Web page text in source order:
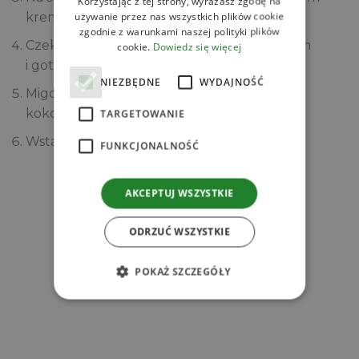
kremem.
Czekoladę rozpuść z pozostałym mleczkiem
i gotową polewą polej wierzch ciasta.
Migdały pokrój drobno i posyp wierzch
kokosowca.
Wstaw do lodówki na min. 2 h.
Zobacz
Powiązane produkty
używanie przez nas wszystkich plików cookie
zgodnie z warunkami naszej polityki plików
cookie. Dowiedz się więcej
NIEZBĘDNE WYDAJNOŚĆ
TARGETOWANIE
FUNKCJONALNOŚĆ
AKCEPTUJ WSZYSTKIE
ODRZUĆ WSZYSTKIE
POKAŻ SZCZEGÓŁY